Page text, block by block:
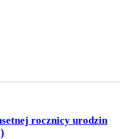
rocznicy urodzin